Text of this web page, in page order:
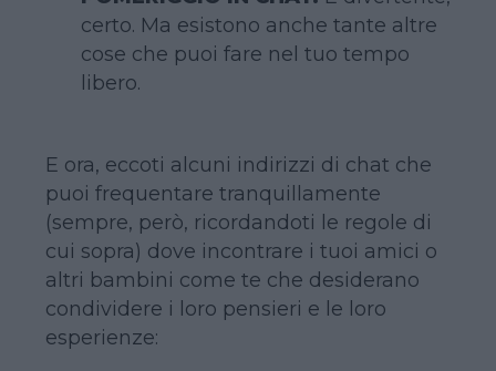
certo. Ma esistono anche tante altre
cose che puoi fare nel tuo tempo
libero.
E ora, eccoti alcuni indirizzi di chat che
puoi frequentare tranquillamente
(sempre, però, ricordandoti le regole di
cui sopra) dove incontrare i tuoi amici o
altri bambini come te che desiderano
condividere i loro pensieri e le loro
esperienze: